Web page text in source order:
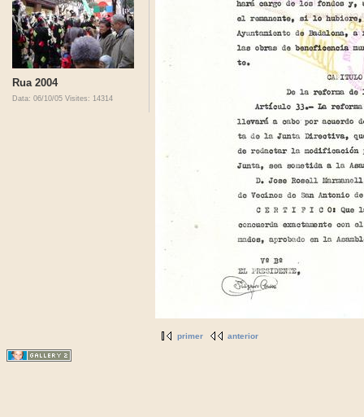
Rua 2004
Data: 06/10/05 Visites: 14314
primer anterior